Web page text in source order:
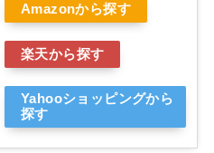
Amazonから探す
楽天から探す
Yahooショッピングから
探す